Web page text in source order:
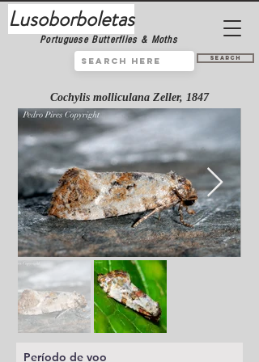
Lusoborboletas
Portuguese Butterflies & Moths
Search
Cochylis molliculana Zeller, 1847
Período de voo